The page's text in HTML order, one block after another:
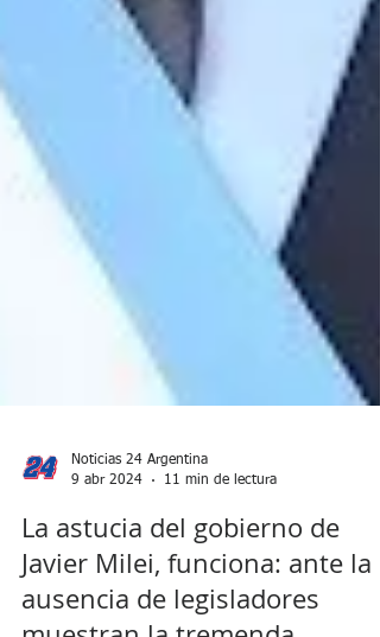
Noticias 24 Argentina
11 min de lectura